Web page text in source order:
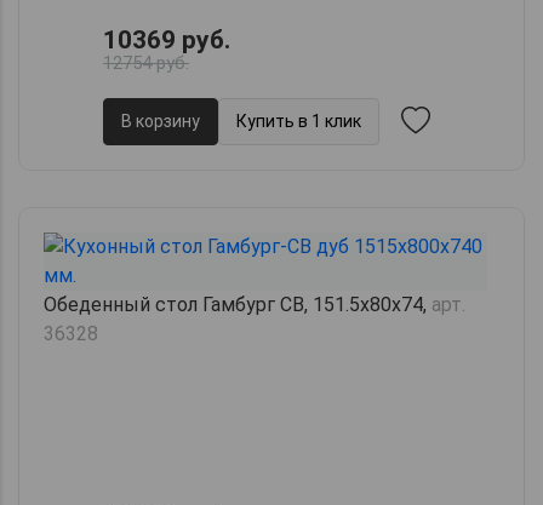
10369 руб.
12754 руб.
В корзину Купить в 1 клик
Обеденный стол Гамбург СВ, 151.5х80х74, арт.
36328